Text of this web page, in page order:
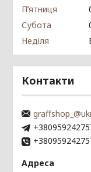
Пʼятниця
Субота
Неділя
Контакти